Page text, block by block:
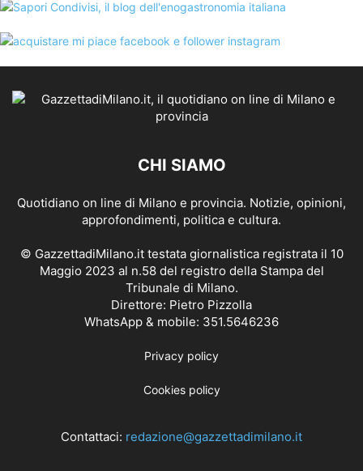
CHI SIAMO
Quotidiano on line di Milano e provincia. Notizie, opinioni,
approfondimenti, politica e cultura.
© GazzettadiMilano.it testata giornalistica registrata il 10
Maggio 2023 al n.58 del registro della Stampa del
Tribunale di Milano.
Direttore: Pietro Pizzolla
WhatsApp & mobile: 351.5646236
Privacy policy
Cookies policy
Contattaci: redazione@gazzettadimilano.it